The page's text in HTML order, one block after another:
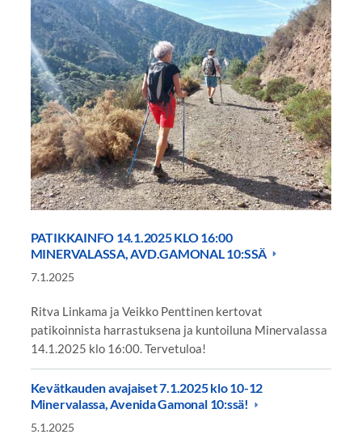
PATIKKAINFO 14.1.2025 KLO 16:00
MINERVALASSA, AVD.GAMONAL 10:SSÄ
7.1.2025
Ritva Linkama ja Veikko Penttinen kertovat
patikoinnista harrastuksena ja kuntoiluna Minervalassa
14.1.2025 klo 16:00. Tervetuloa!
Kevätkauden avajaiset 7.1.2025 klo 10-12
Minervalassa, Avenida Gamonal 10:ssä!
5.1.2025